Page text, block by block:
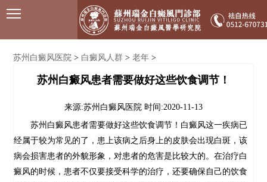
苏州白癜风医院 > 白癜风人群 >老年 >
苏州白癜风患者需要做好这些饮食调节！
来源:苏州白癜风医院 时间:2020-11-13
苏州白癜风患者需要做好这些饮食调节！白癜风这一疾病已
经属于较为常见的了，患上该病之后身上的皮肤会出现白斑，该
病会损害患者的外貌形象，对患者的危害是比较大的。在治疗白
癜风的时候，患者不仅要接受科学的治疗，还要确保自己的饮食